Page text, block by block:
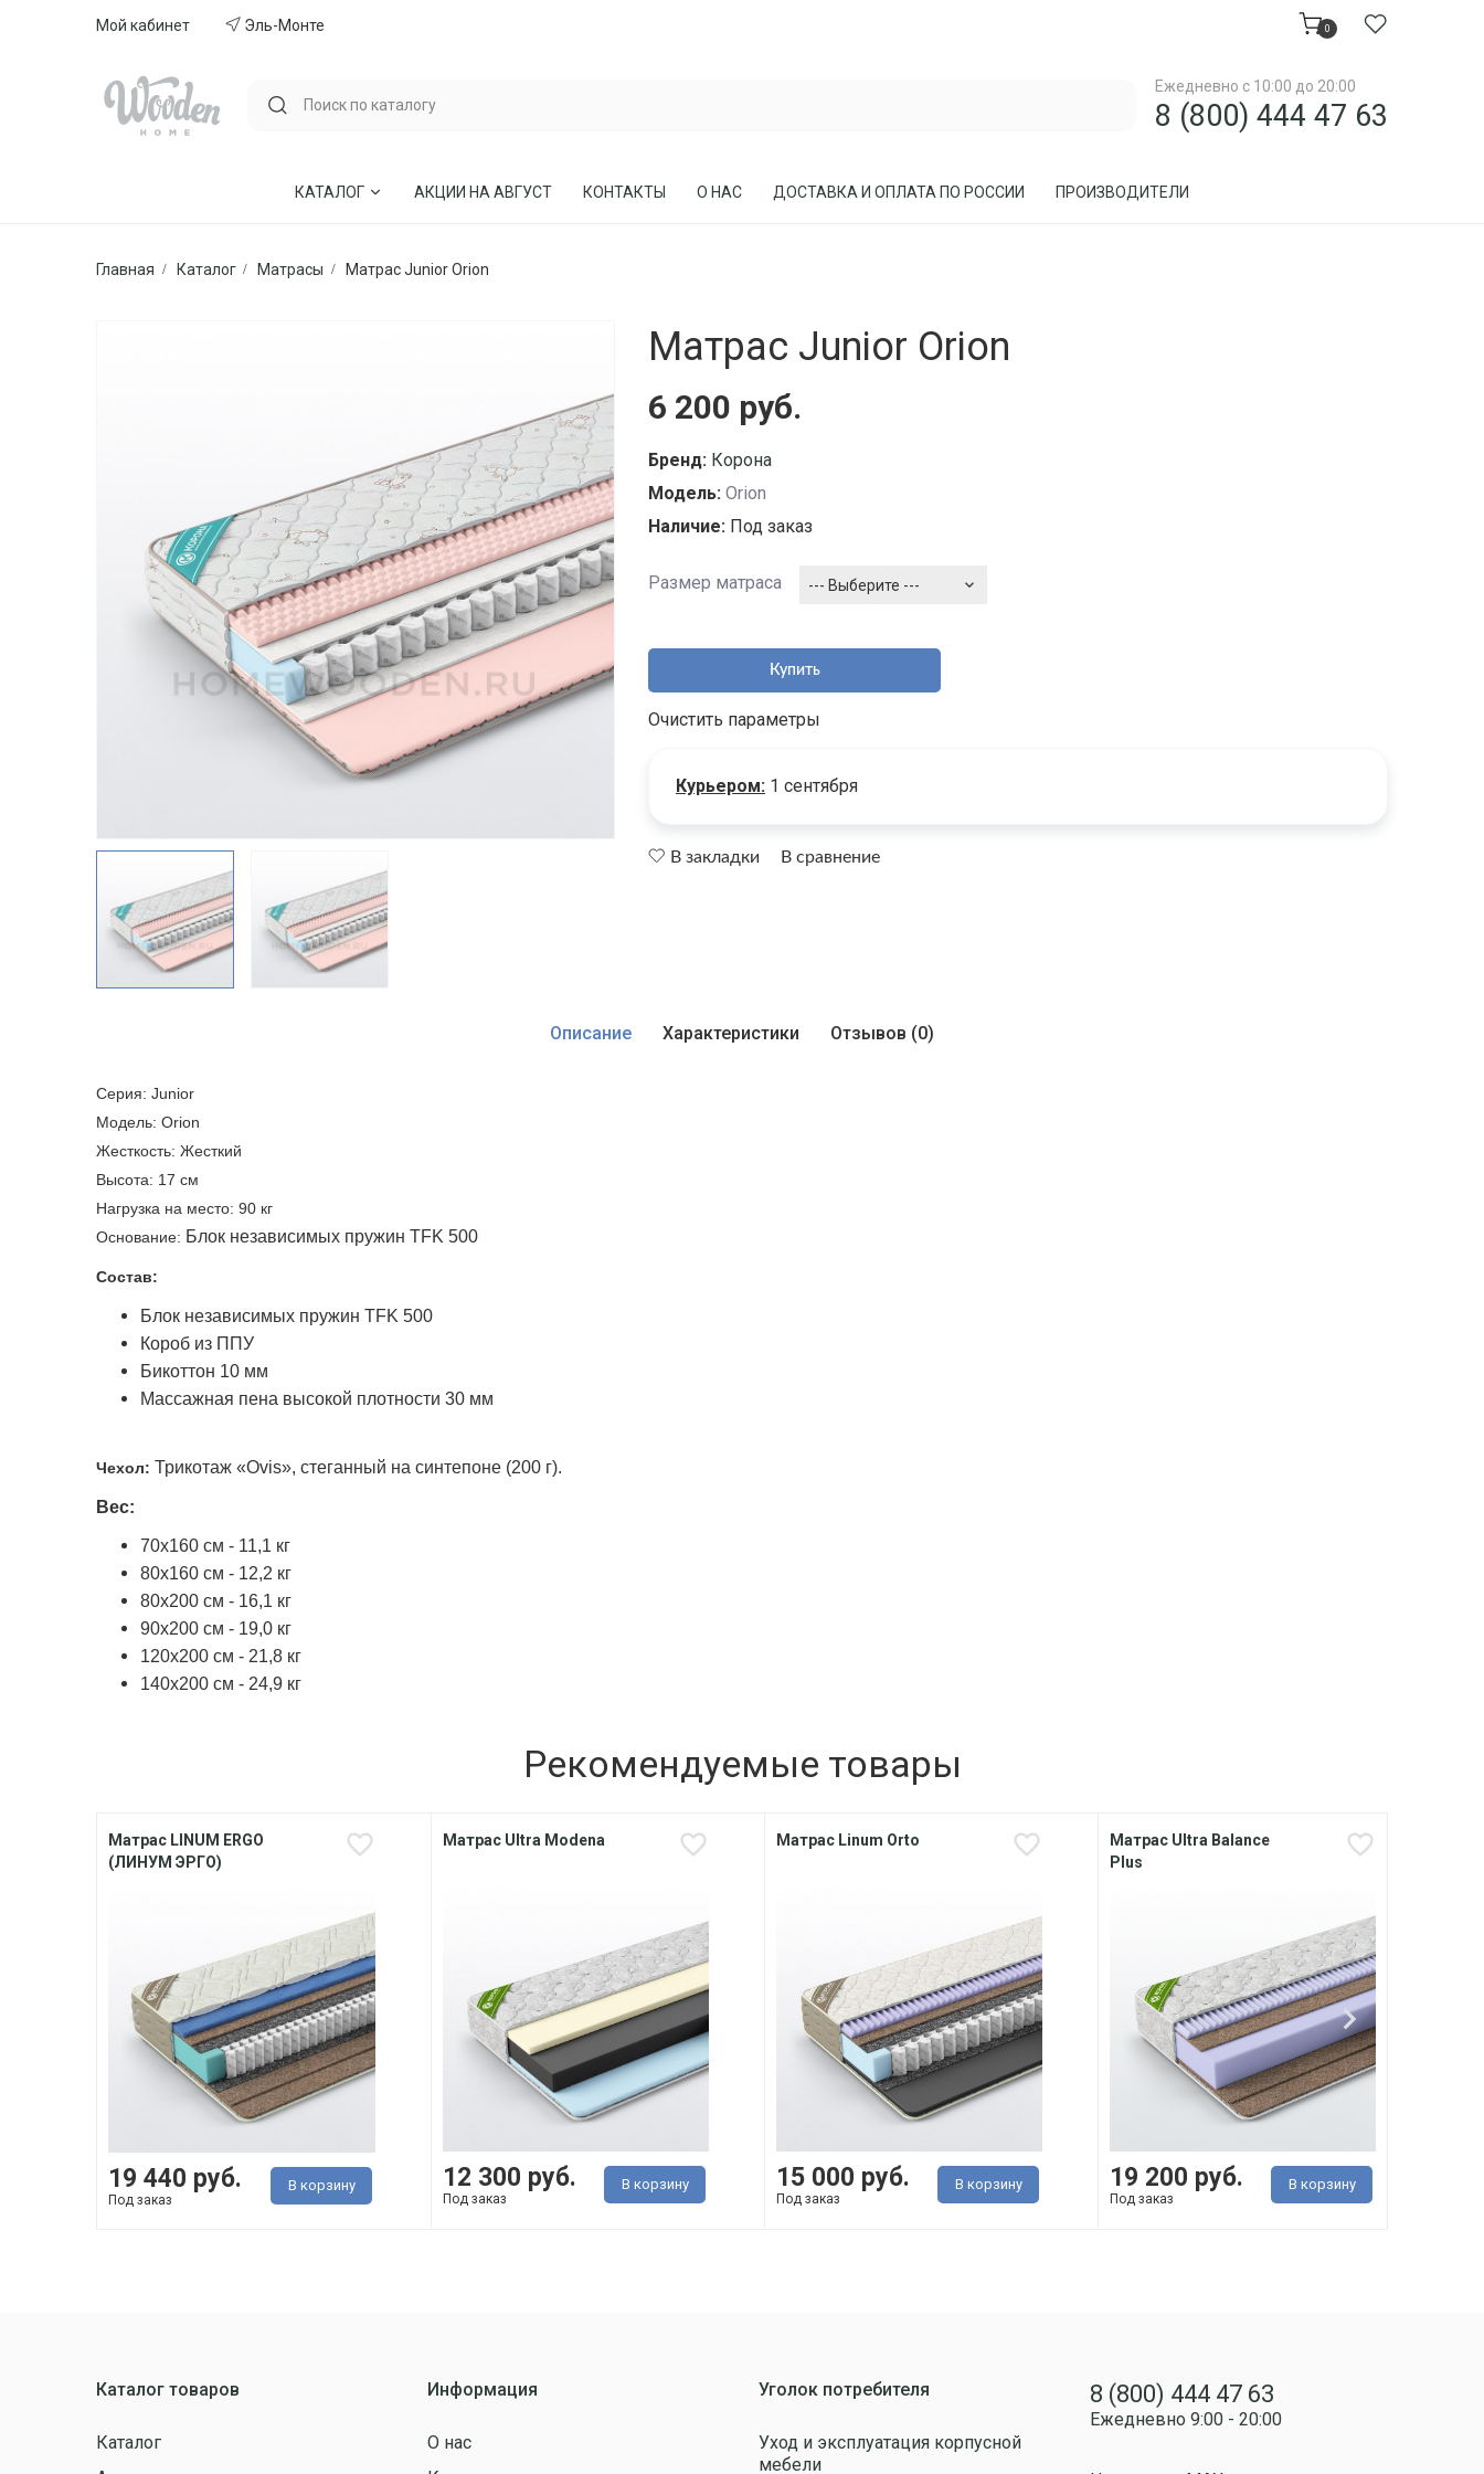
Мой кабинет Эль-Монте 0
Ежедневно с 10:00 до 20:00
8 (800) 444 47 63
КАТАЛОГ
КАБИНЕТЫ, БИБЛИОТЕКИ
МАТРАСЫ
АКЦИИ НА АВГУСТ КОНТАКТЫ О НАС ДОСТАВКА И ОПЛАТА ПО РОССИИ ПРОИЗВОДИТЕЛИ
Главная Каталог Матрасы Матрас Junior Orion
Матрас Junior Orion
6 200 руб.
Бренд: Корона
Модель: Orion
Наличие: Под заказ
Размер матраса --- Выберите ---
Купить
Очистить параметры
Курьером: 1 сентября
В закладки В сравнение
Описание Характеристики Отзывов (0)
Серия: Junior
Модель: Orion
Жесткость: Жесткий
Высота: 17 см
Нагрузка на место: 90 кг
Основание: Блок независимых пружин TFK 500
Состав:
Блок независимых пружин TFK 500
Короб из ППУ
Бикоттон 10 мм
Массажная пена высокой плотности 30 мм
Чехол: Трикотаж «Ovis», стеганный на синтепоне (200 г).
Вес:
70x160 см - 11,1 кг
80x160 см - 12,2 кг
80x200 см - 16,1 кг
90x200 см - 19,0 кг
120x200 см - 21,8 кг
140x200 см - 24,9 кг
Рекомендуемые товары
Матрас LINUM ERGO
(ЛИНУМ ЭРГО)
19 440 руб.
Под заказ
В корзину
Матрас Ultra Modena
12 300 руб.
Под заказ
В корзину
Матрас Linum Orto
15 000 руб.
Под заказ
В корзину
Матрас Ultra Balance
Plus
19 200 руб.
Под заказ
В корзину
Каталог товаров
Каталог
Информация
О нас
Уголок потребителя
Уход и эксплуатация корпусной
мебели
8 (800) 444 47 63
Ежедневно 9:00 - 20:00